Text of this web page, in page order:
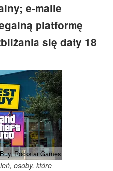
e-maile
platformę
się daty 18
Rockstar Games
osoby, które